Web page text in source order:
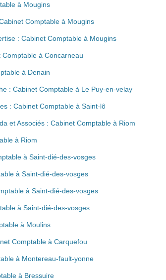
à Mougins
Comptable à Mougins
: Cabinet Comptable à Mougins
à Concarneau
à Denain
: Cabinet Comptable à Le Puy-en-velay
: Cabinet Comptable à Saint-lô
et Associés : Cabinet Comptable à Riom
à Riom
à Saint-dié-des-vosges
à Saint-dié-des-vosges
à Saint-dié-des-vosges
à Saint-dié-des-vosges
à Moulins
Comptable à Carquefou
à Montereau-fault-yonne
à Bressuire